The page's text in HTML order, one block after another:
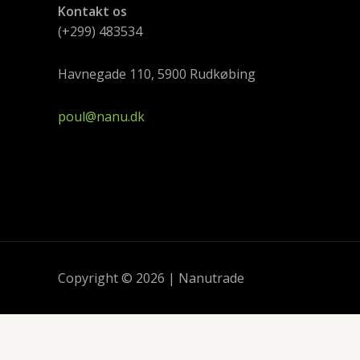
Kontakt os
(+299) 483534
Havnegade 110, 5900 Rudkøbing
poul@nanu.dk
Copyright © 2026 | Nanutrade